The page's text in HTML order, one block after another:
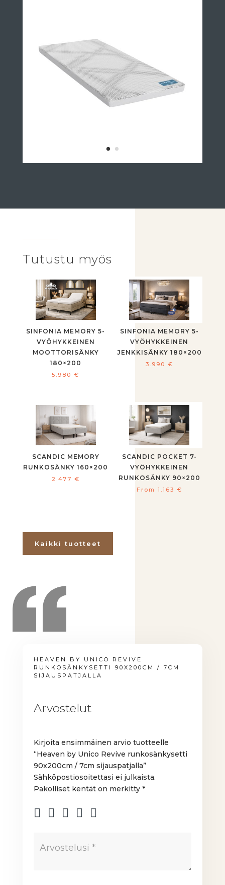
Tutustu myös
SINFONIA MEMORY 5-
VYÖHYKKEINEN
MOOTTORISÄNKY
180×200
5.980€
SINFONIA MEMORY 5-
VYÖHYKKEINEN
JENKKISÄNKY 180×200
3.990 €
SCANDIC MEMORY
RUNKOSÄNKY 160×200
2.477 €
SCANDIC POCKET 7-
VYÖHYKKEINEN
RUNKOSÄNKY 90×200
From 1.163 €
Kaikki tuotteet
HEAVEN BY UNICO REVIVE
RUNKOSÄNKYSETTI 90X200CM / 7CM
SIJAUSPATJALLA
Arvostelut
Kirjoita ensimmäinen arvio tuotteelle
“Heaven by Unico Revive runkosänkysetti
90x200cm / 7cm sijauspatjalla”
Sähköpostiosoitettasi ei julkaista.
Pakolliset kentät on merkitty*